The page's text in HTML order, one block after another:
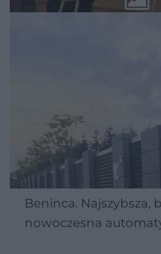
Beninca. Najszybsza,
nowoczesna